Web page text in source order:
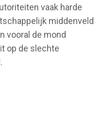
vaak harde
middenveld
vooral de mond
op de slechte